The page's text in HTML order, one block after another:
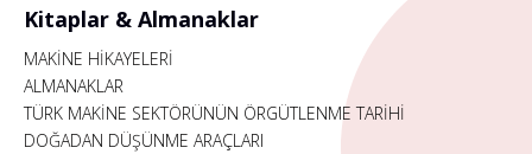
Kitaplar & Almanaklar
MAKİNE HİKAYELERİ
ALMANAKLAR
TÜRK MAKİNE SEKTÖRÜNÜN ÖRGÜTLENME TARİHİ
DOĞADAN DÜŞÜNME ARAÇLARI